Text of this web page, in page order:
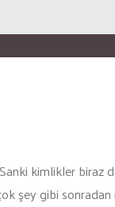
kimlikler biraz
şey gibi